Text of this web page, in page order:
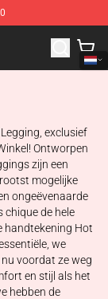
Merchandise
exclusief
Ontworpen
zijn een
mogelijke
ongeëvenaarde
chique de hele
handtekening Hot
we
voordat ze weg
en stijl als het
hebben de